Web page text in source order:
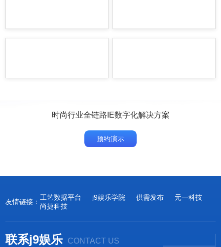
时尚行业全链路IE数字化解决方案
预约演示
友情链接：
工艺数据平台 j9娱乐学院 供需发布
元一科技
尚捷科技
联系j9娱乐 CONTACT US